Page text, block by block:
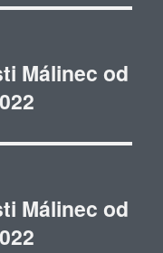
Málinec od
Málinec od